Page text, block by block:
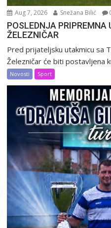
Aug 7, 2026 Snežana Bilić
POSLEDNJA PRIPREMNA
ŽELEZNIČAR
Pred prijateljsku utakmicu sa
Železničar će biti postavljena
Novosti Sport